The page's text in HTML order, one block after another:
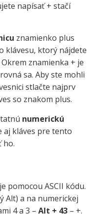
napísať + stačí
znamienko plus
klávesu, ktorý nájdete
znamienka + je
sa. Aby ste mohli
stlačte najprv
so znakom plus.
numerickú
aj kláves pre tento
ho.
pomocou ASCII kódu.
Alt) a na numerickej
4 a 3 – Alt + 43 – +.